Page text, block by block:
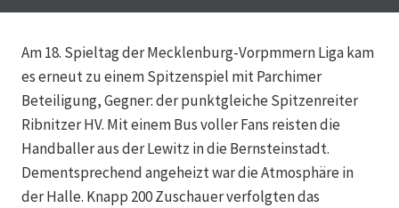
Am 18. Spieltag der Mecklenburg-Vorpmmern Liga kam
es erneut zu einem Spitzenspiel mit Parchimer
Beteiligung, Gegner: der punktgleiche Spitzenreiter
Ribnitzer HV. Mit einem Bus voller Fans reisten die
Handballer aus der Lewitz in die Bernsteinstadt.
Dementsprechend angeheizt war die Atmosphäre in
der Halle. Knapp 200 Zuschauer verfolgten das